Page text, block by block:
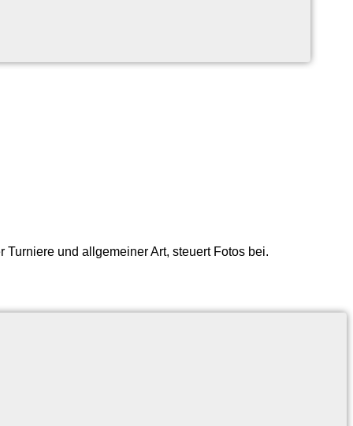
und allgemeiner Art, steuert Fotos bei.